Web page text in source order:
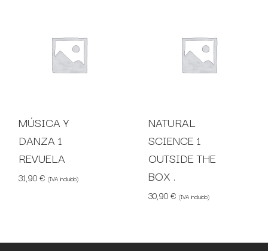
MÚSICA Y
DANZA 1
REVUELA
31,90€ (IVA incluido)
NATURAL
SCIENCE 1
OUTSIDE THE
BOX .
30,90€ (IVA incluido)